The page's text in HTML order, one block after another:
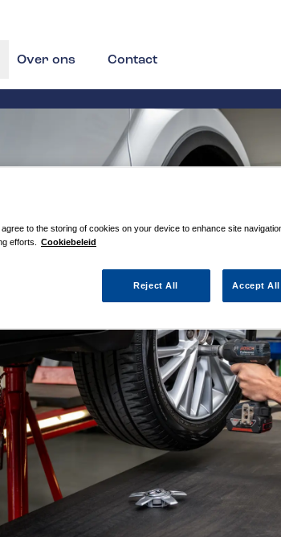
Over ons Contact
to the storing of cookies on your device to enhance site
efforts.
Cookiebeleid
Reject All Accept